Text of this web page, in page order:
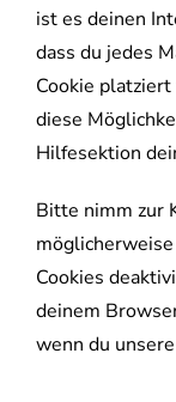
ist es deinen
dass du jedes
Cookie
diese
Hilfesektion
Bitte nimm zur
Cookies
deinem
wenn du